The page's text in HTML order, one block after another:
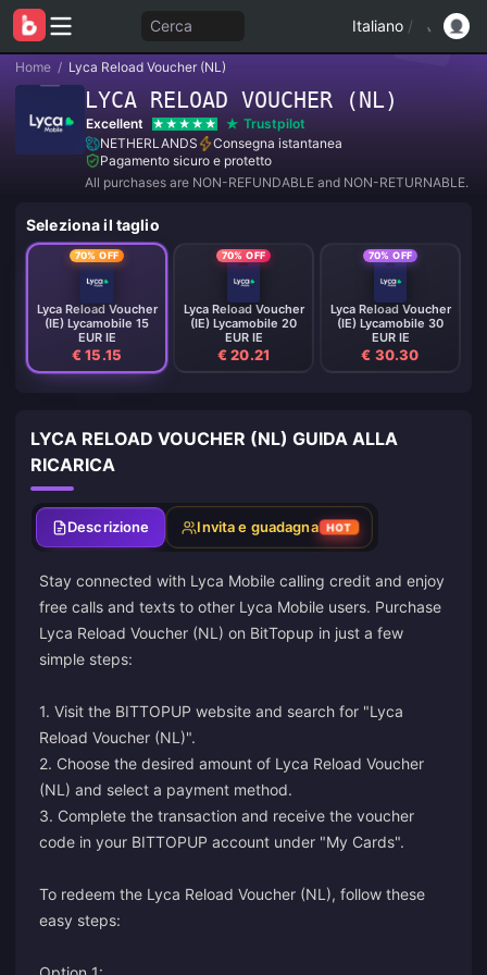
Cerca Italiano /
Home / Lyca Reload Voucher (NL)
LYCA RELOAD VOUCHER (NL)
Excellent
Trustpilot
NETHERLANDS
Consegna istantanea
Pagamento sicuro e protetto
All purchases are NON-REFUNDABLE and NON-RETURNABLE.
Seleziona il taglio
70% OFF
Lyca Reload Voucher
(IE) Lycamobile 15
EUR IE
€ 15.15
70% OFF
Lyca Reload Voucher
(IE) Lycamobile 20
EUR IE
€ 20.21
70% OFF
Lyca Reload Voucher
(IE) Lycamobile 30
EUR IE
€ 30.30
LYCA RELOAD VOUCHER (NL) GUIDA ALLA
RICARICA
Descrizione Invita e guadagna HOT
Stay connected with Lyca Mobile calling credit and enjoy
free calls and texts to other Lyca Mobile users. Purchase
Lyca Reload Voucher (NL) on BitTopup in just a few
simple steps:
1. Visit the BITTOPUP website and search for "Lyca
Reload Voucher (NL)".
2. Choose the desired amount of Lyca Reload Voucher
(NL) and select a payment method.
3. Complete the transaction and receive the voucher
code in your BITTOPUP account under "My Cards".
To redeem the Lyca Reload Voucher (NL), follow these
easy steps: